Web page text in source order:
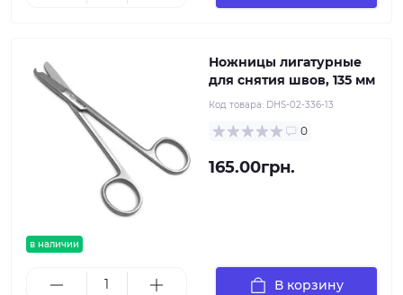
в наличии
Ножницы лигатурные
для снятия швов, 135 мм
Код товара: DHS-02-336-13
0
165.00грн.
В корзину